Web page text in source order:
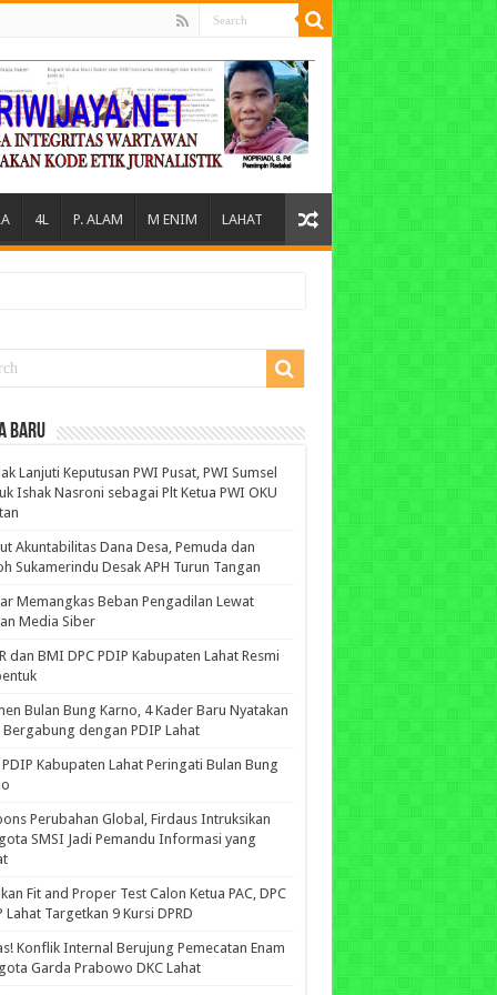
4L P. ALAM M ENIM LAHAT
BARU
Lanjuti Keputusan PWI Pusat, PWI Sumsel
Ishak Nasroni sebagai Plt Ketua PWI OKU
Akuntabilitas Dana Desa, Pemuda dan
Sukamerindu Desak APH Turun Tangan
Memangkas Beban Pengadilan Lewat
Media Siber
dan BMI DPC PDIP Kabupaten Lahat Resmi
Bulan Bung Karno, 4 Kader Baru Nyatakan
Bergabung dengan PDIP Lahat
PDIP Kabupaten Lahat Peringati Bulan Bung
Perubahan Global, Firdaus Intruksikan
SMSI Jadi Pemandu Informasi yang
Fit and Proper Test Calon Ketua PAC, DPC
Lahat Targetkan 9 Kursi DPRD
Konflik Internal Berujung Pemecatan Enam
Garda Prabowo DKC Lahat